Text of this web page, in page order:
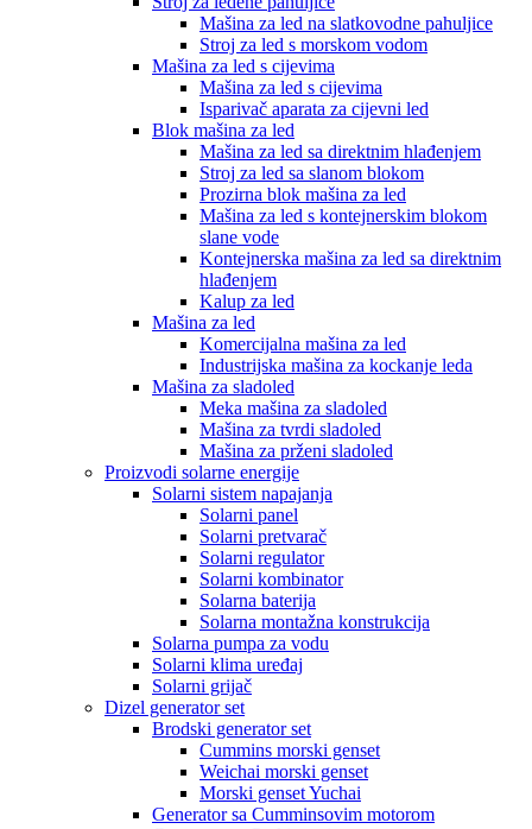
Mašina za led na slatkovodne pahuljice
Stroj za led s morskom vodom
Mašina za led s cijevima
Mašina za led s cijevima
Isparivač aparata za cijevni led
Blok mašina za led
Mašina za led sa direktnim hlađenjem
Stroj za led sa slanom blokom
Prozirna blok mašina za led
Mašina za led s kontejnerskim blokom
slane vode
Kontejnerska mašina za led sa direktnim
hlađenjem
Kalup za led
Mašina za led
Komercijalna mašina za led
Industrijska mašina za kockanje leda
Mašina za sladoled
Meka mašina za sladoled
Mašina za tvrdi sladoled
Mašina za prženi sladoled
Proizvodi solarne energije
Solarni sistem napajanja
Solarni panel
Solarni pretvarač
Solarni regulator
Solarni kombinator
Solarna baterija
Solarna montažna konstrukcija
Solarna pumpa za vodu
Solarni klima uređaj
Solarni grijač
Dizel generator set
Brodski generator set
Cummins morski genset
Weichai morski genset
Morski genset Yuchai
Generator sa Cumminsovim motorom